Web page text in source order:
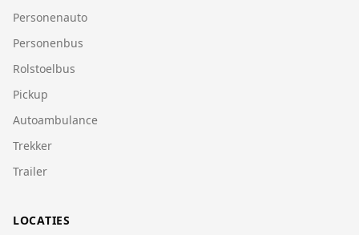
Personenauto
Personenbus
Rolstoelbus
Pickup
Autoambulance
Trekker
Trailer
LOCATIES